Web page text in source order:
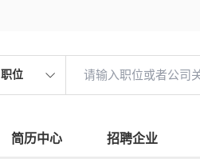
职位
简历中心 招聘企业